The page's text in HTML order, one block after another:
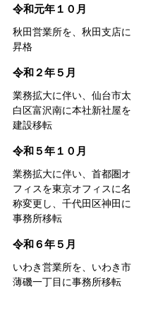
令和元年１０月
秋田営業所を、秋田支店に
昇格
令和２年５月
業務拡大に伴い、仙台市太
白区富沢南に本社新社屋を
建設移転
令和５年１０月
業務拡大に伴い、首都圏オ
フィスを東京オフィスに名
称変更し、 千代田区神田に
事務所移転
令和６年５月
いわき営業所を、いわき市
薄磯一丁目に事務所移転